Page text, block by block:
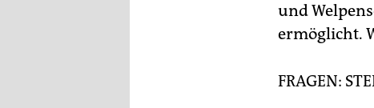
und
ermöglicht.
FRAGEN: